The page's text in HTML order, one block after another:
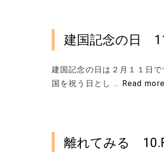
建国記念の日
建国記念の日は２月１１日
国を祝う日とし … Read more
離れてみる